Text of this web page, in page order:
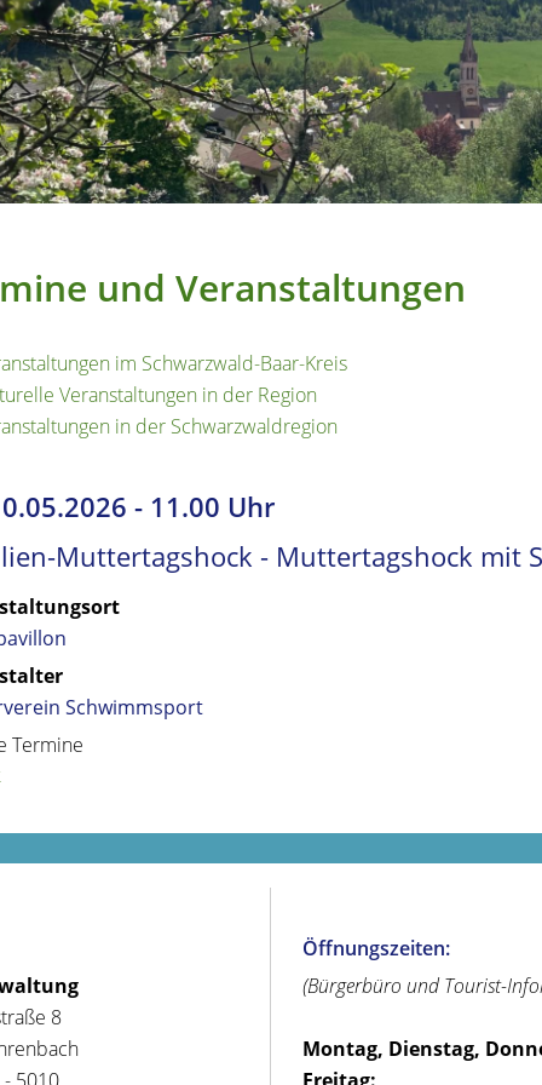
und Veranstaltungen
im Schwarzwald-Baar-Kreis
Veranstaltungen in der Region
in der Schwarzwaldregion
- 11.00 Uhr
Muttertagshock - Muttertagshock mit
Schwimmsport
Termine
8
Öffnungszeiten:
(Bürgerbüro und Tourist-
Montag, Dienstag,